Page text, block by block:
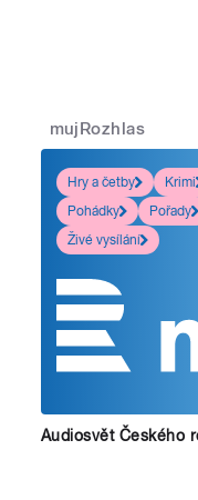
mujRozhlas
Hry a četby
Krimi
Pohádky
Pořady
Živé vysílání
Audiosvět Českého